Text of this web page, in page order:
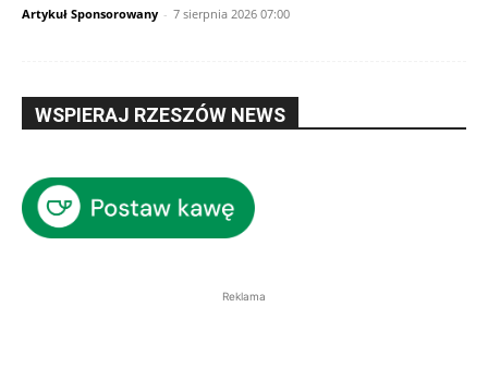
Artykuł Sponsorowany - 7 sierpnia 2026 07:00
WSPIERAJ RZESZÓW NEWS
Reklama